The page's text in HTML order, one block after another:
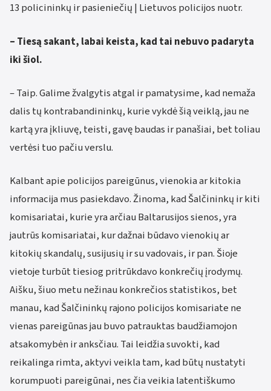
13 policininkų ir pasieniečių | Lietuvos policijos nuotr.
– Tiesą sakant, labai keista, kad tai nebuvo padaryta
iki šiol.
– Taip. Galime žvalgytis atgal ir pamatysime, kad nemaža
dalis tų kontrabandininkų, kurie vykdė šią veiklą, jau ne
kartą yra įkliuvę, teisti, gavę baudas ir panašiai, bet toliau
vertėsi tuo pačiu verslu.
Kalbant apie policijos pareigūnus, vienokia ar kitokia
informacija mus pasiekdavo. Žinoma, kad Šalčininkų ir kiti
komisariatai, kurie yra arčiau Baltarusijos sienos, yra
jautrūs komisariatai, kur dažnai būdavo vienokių ar
kitokių skandalų, susijusių ir su vadovais, ir pan. Šioje
vietoje turbūt tiesiog pritrūkdavo konkrečių įrodymų.
Aišku, šiuo metu nežinau konkrečios statistikos, bet
manau, kad Šalčininkų rajono policijos komisariate ne
vienas pareigūnas jau buvo patrauktas baudžiamojon
atsakomybėn ir anksčiau. Tai leidžia suvokti, kad
reikalinga rimta, aktyvi veikla tam, kad būtų nustatyti
korumpuoti pareigūnai, nes čia veikia latentiškumo